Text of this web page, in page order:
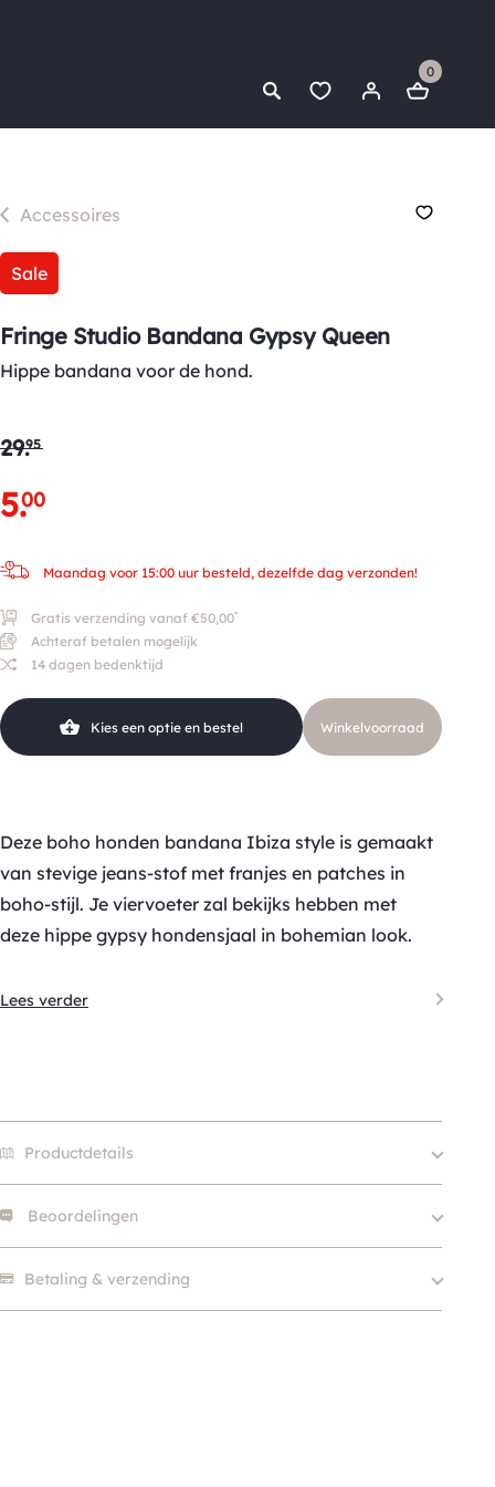
0
Accessoires
Sale
Fringe Studio Bandana Gypsy Queen
Hippe bandana voor de hond.
29.95
5.00
Maandag voor 15:00 uur besteld, dezelfde dag verzonden!
Gratis verzending vanaf €50,00*
Achteraf betalen mogelijk
14 dagen bedenktijd
Kies een optie en bestel Winkelvoorraad
Deze boho honden bandana Ibiza style is gemaakt
van stevige jeans-stof met franjes en patches in
boho-stijl. Je viervoeter zal bekijks hebben met
deze hippe gypsy hondensjaal in bohemian look.
Lees verder
Productdetails
Merk
Size
S, M
Kleur
Klein (0 – 10kg), Middel
Beoordelingen
Betaling & verzending